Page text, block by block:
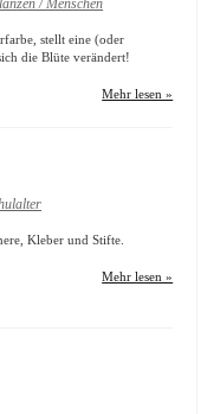
/ Menschen
stellt eine (oder
die Blüte verändert!
Mehr lesen »
Kleber und Stifte.
Mehr lesen »